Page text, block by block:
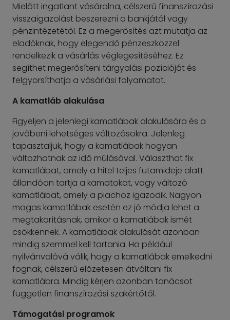
Mielőtt ingatlant vásárolna, célszerű finanszírozási
visszaigazolást beszerezni a bankjától vagy
pénzintézetétől. Ez a megerősítés azt mutatja az
eladóknak, hogy elegendő pénzeszközzel
rendelkezik a vásárlás véglegesítéséhez. Ez
segíthet megerősíteni tárgyalási pozícióját és
felgyorsíthatja a vásárlási folyamatot.
A kamatláb alakulása
Figyeljen a jelenlegi kamatlábak alakulására és a
jövőbeni lehetséges változásokra. Jelenleg
tapasztaljuk, hogy a kamatlábak hogyan
változhatnak az idő múlásával. Választhat fix
kamatlábat, amely a hitel teljes futamideje alatt
állandóan tartja a kamatokat, vagy változó
kamatlábat, amely a piachoz igazodik. Nagyon
magas kamatlábak esetén ez jó módja lehet a
megtakarításnak, amikor a kamatlábak ismét
csökkennek. A kamatlábak alakulását azonban
mindig szemmel kell tartania. Ha például
nyilvánvalóvá válik, hogy a kamatlábak emelkedni
fognak, célszerű előzetesen átváltani fix
kamatlábra. Mindig kérjen azonban tanácsot
független finanszírozási szakértőtől.
Támogatási programok